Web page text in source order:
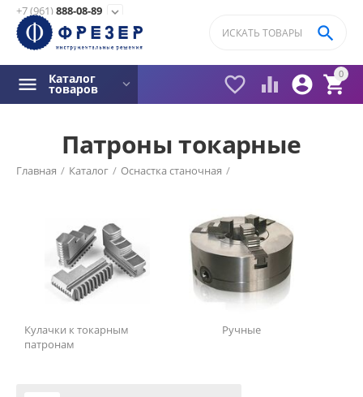
+7 (961)888-08-89 expand_more
0


 

Каталог
товаров
Фильтры товаров
₽ с НДС ₽ с НДС
₽ с НДС 46980
Патроны токарные
Главная / Каталог / Оснастка станочная /
Кулачки к токарным
патронам
Ручные